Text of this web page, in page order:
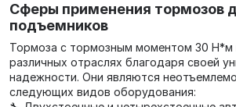
Сферы применения тормозов
подъемников
Тормоза с тормозным моментом 30 Н*м
различных отраслях благодаря своей
надежности. Они являются
следующих видов оборудования: